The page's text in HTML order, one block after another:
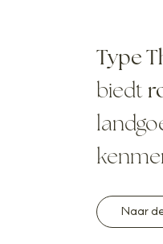
Type
biedt
Naar